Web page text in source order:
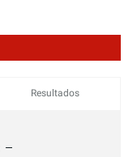
Resultados